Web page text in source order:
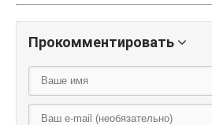
Прокомментировать